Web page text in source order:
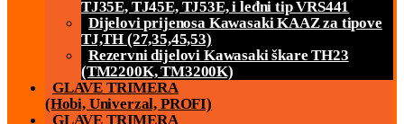
TJ35E, TJ45E, TJ53E, i leđni tip VRS441
Dijelovi prijenosa Kawasaki KAAZ za tipove
TJ,TH (27,35,45,53)
Rezervni dijelovi Kawasaki škare TH23
(TM2200K, TM3200K)
GLAVE TRIMERA
(Hobi, Univerzal, PROFI)
GLAVE TRIMERA